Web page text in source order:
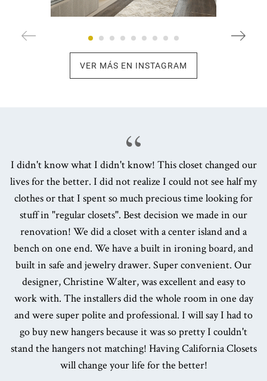
VER MÁS EN INSTAGRAM
I didn't know what I didn't know! This closet changed our
lives for the better. I did not realize I could not see half my
clothes or that I spent so much precious time looking for
stuff in "regular closets". Best decision we made in our
renovation! We did a closet with a center island and a
bench on one end. We have a built in ironing board, and
built in safe and jewelry drawer. Super convenient. Our
designer, Christine Walter, was excellent and easy to
work with. The installers did the whole room in one day
and were super polite and professional. I will say I had to
go buy new hangers because it was so pretty I couldn't
stand the hangers not matching! Having California Closets
will change your life for the better!